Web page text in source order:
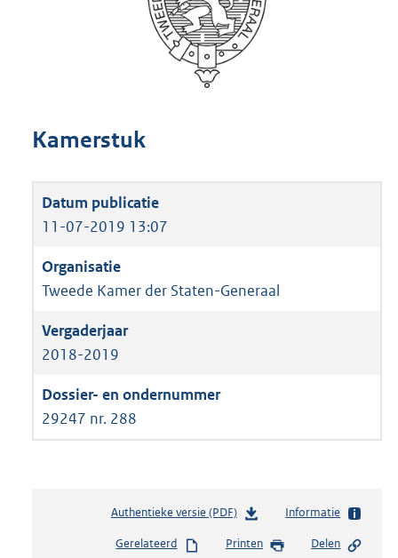
Kamerstuk
11-07-2019 13:07
Tweede Kamer der Staten-Generaal
2018-2019
29247 nr. 288
Authentieke versie (PDF)b
s
Informatie
Gerelateerd Printen Delen